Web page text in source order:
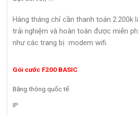
Hàng tháng chỉ cần thanh toán 2.200k
trải nghiệm và hoàn toàn được miễn
như các trang bị modem wifi.
Gói cước F200 BASIC
Băng thông quốc tế
IP